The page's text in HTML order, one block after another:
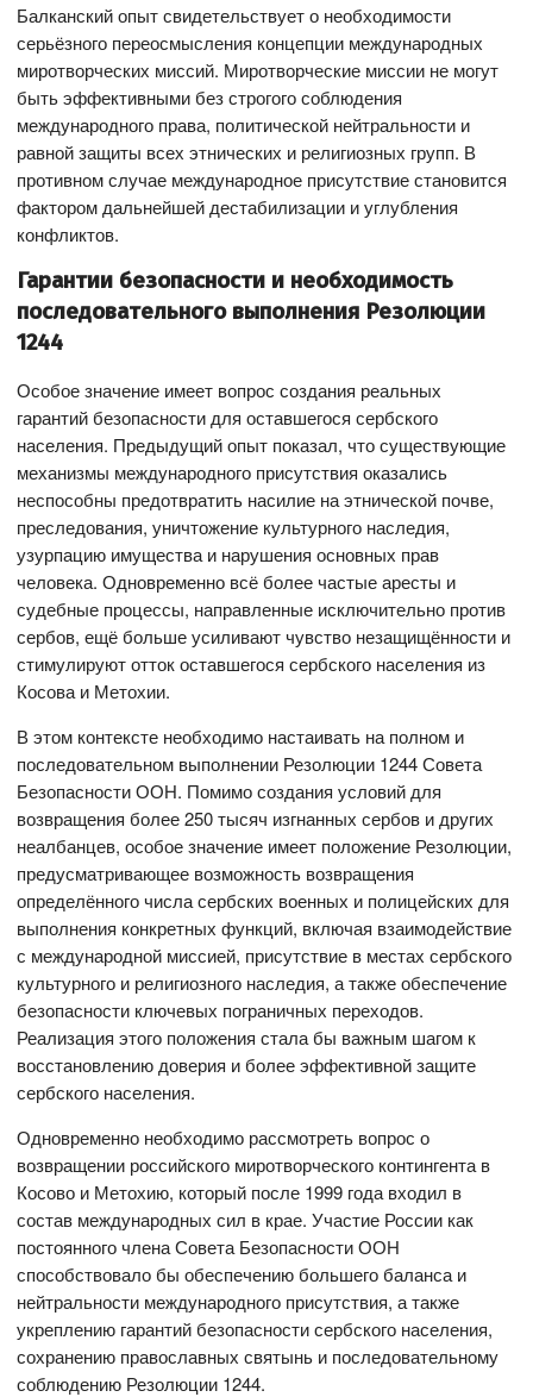
Балканский опыт свидетельствует о необходимости
серьёзного переосмысления концепции международных
миротворческих миссий. Миротворческие миссии не могут
быть эффективными без строгого соблюдения
международного права, политической нейтральности и
равной защиты всех этнических и религиозных групп. В
противном случае международное присутствие становится
фактором дальнейшей дестабилизации и углубления
конфликтов.
Гарантии безопасности и необходимость
последовательного выполнения Резолюции
1244
Особое значение имеет вопрос создания реальных
гарантий безопасности для оставшегося сербского
населения. Предыдущий опыт показал, что существующие
механизмы международного присутствия оказались
неспособны предотвратить насилие на этнической почве,
преследования, уничтожение культурного наследия,
узурпацию имущества и нарушения основных прав
человека. Одновременно всё более частые аресты и
судебные процессы, направленные исключительно против
сербов, ещё больше усиливают чувство незащищённости и
стимулируют отток оставшегося сербского населения из
Косова и Метохии.
В этом контексте необходимо настаивать на полном и
последовательном выполнении Резолюции 1244 Совета
Безопасности ООН. Помимо создания условий для
возвращения более 250 тысяч изгнанных сербов и других
неалбанцев, особое значение имеет положение Резолюции,
предусматривающее возможность возвращения
определённого числа сербских военных и полицейских для
выполнения конкретных функций, включая взаимодействие
с международной миссией, присутствие в местах сербского
культурного и религиозного наследия, а также обеспечение
безопасности ключевых пограничных переходов.
Реализация этого положения стала бы важным шагом к
восстановлению доверия и более эффективной защите
сербского населения.
Одновременно необходимо рассмотреть вопрос о
возвращении российского миротворческого контингента в
Косово и Метохию, который после 1999 года входил в
состав международных сил в крае. Участие России как
постоянного члена Совета Безопасности ООН
способствовало бы обеспечению большего баланса и
нейтральности международного присутствия, а также
укреплению гарантий безопасности сербского населения,
сохранению православных святынь и последовательному
соблюдению Резолюции 1244.